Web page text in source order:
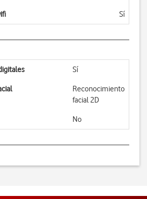
Sí
Sí
Reconocimiento
facial 2D
No